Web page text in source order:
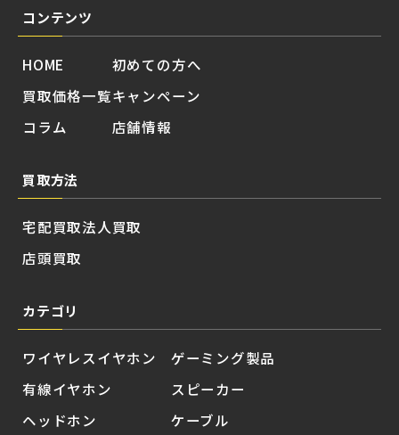
コンテンツ
HOME
買取価格一覧
コラム
初めての方へ
キャンペーン
店舗情報
買取方法
宅配買取
店頭買取
法人買取
カテゴリ
ワイヤレスイヤホン
有線イヤホン
ヘッドホン
ゲーミング製品
スピーカー
ケーブル